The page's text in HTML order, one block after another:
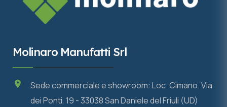
Molinaro Manufatti Srl
Sede commerciale e showroom: Loc. Cimano. Via
dei Ponti, 19 - 33038 San Daniele del Friuli (UD)